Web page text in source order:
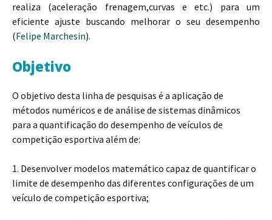
realiza (aceleração frenagem,curvas e etc.) para um
eficiente ajuste buscando melhorar o seu desempenho
(Felipe Marchesin).
Objetivo
O objetivo desta linha de pesquisas é a aplicação de
métodos numéricos e de análise de sistemas dinâmicos
para a quantificação do desempenho de veículos de
competição esportiva além de:
1. Desenvolver modelos matemático capaz de quantificar o
limite de desempenho das diferentes configurações de um
veículo de competição esportiva;